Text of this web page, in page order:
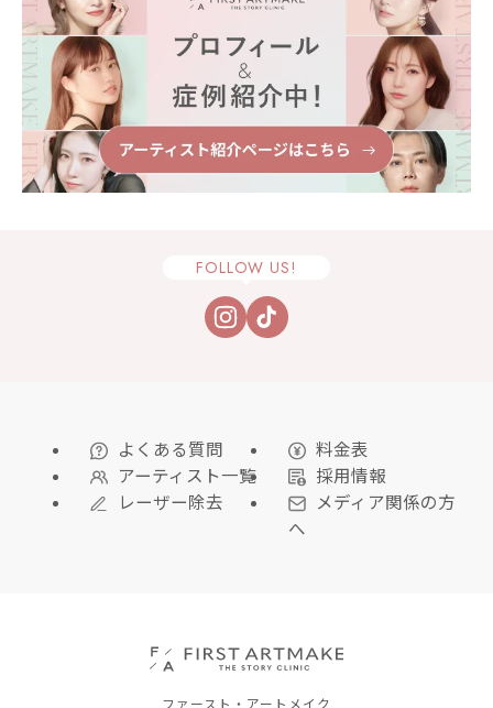
FOLLOW US!
よくある質問
料金表
アーティスト一覧
採用情報
レーザー除去
メディア関係の方
へ
ファースト・アートメイク